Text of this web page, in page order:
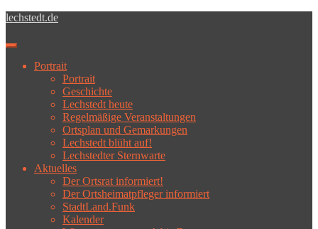
Skip to main content
lechstedt.de
Toggle navigation
Portrait
Portrait
Geschichte
Lechstedt heute
Regelmäßige Veranstaltungen
Ortsplan und Gemarkungen
Lechstedt blüht auf!
Lechstedter Sternwarte
Aktuelles
Der Ortsrat informiert!
Der Ortsheimatpfleger informiert
StadtLand.Funk
Kalender